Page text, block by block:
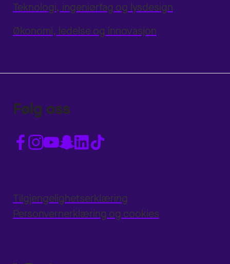
Teknologi, ingeniørfag og lysdesign
Økonomi, ledelse og innovasjon
Følg oss
Tilgjengelighetserklæring
Personvernerklæring og cookies